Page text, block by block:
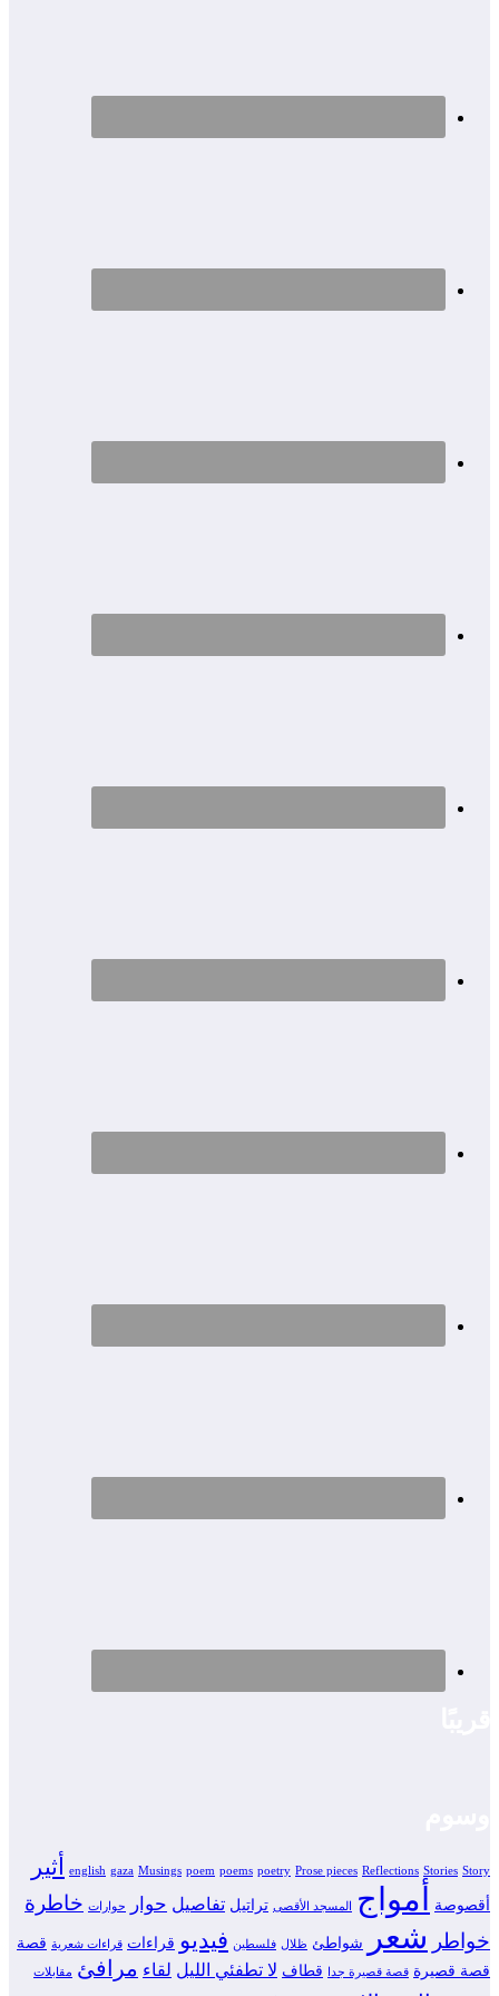
english gaza Musings poem poems poetry Prose pieces Reflections Stories Story أثير
أقصوصة أمواج المسجد الأقصى تراتيل تفاصيل حوار حوارات خاطرة
خواطر شعر شواطئ ظلال فلسطين فيديو قراءات قراءات شعرية قصة
قصة قصيرة قصة قصيرة جدا قطاف لا تطفئي الليل لقاء مرافئ مقابلات